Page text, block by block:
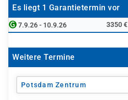
Es liegt 1 Garantietermin vor
7.9.26 - 10.9.26 3350 €
Weitere Termine
Potsdam Zentrum